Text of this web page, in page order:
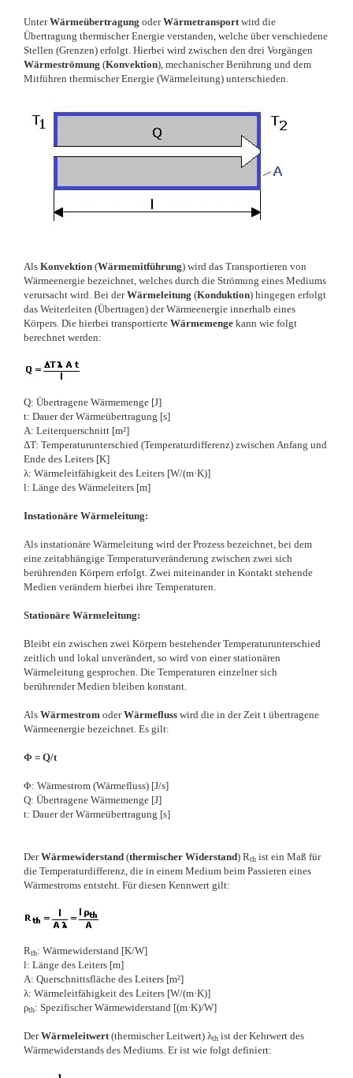
UnterWärmeübertragung oderWärmetransport wird die
Übertragung thermischer Energie verstanden, welche über verschiedene
Stellen (Grenzen) erfolgt. Hierbei wird zwischen den drei Vorgängen
Wärmeströmung (Konvektion), mechanischer Berührung und dem
Mitführen thermischer Energie (Wärmeleitung) unterschieden.
Als Konvektion (Wärmemitführung) wird das Transportieren von
Wärmeenergie bezeichnet, welches durch die Strömung eines Mediums
verursacht wird. Bei derWärmeleitung (Konduktion) hingegen erfolgt
das Weiterleiten (Übertragen) der Wärmeenergie innerhalb eines
Körpers. Die hierbei transportierte Wärmemenge kann wie folgt
berechnet werden:
Q: Übertragene Wärmemenge [J]
t: Dauer der Wärmeübertragung [s]
A: Leiterquerschnitt [m²]
ΔT: Temperaturunterschied (Temperaturdifferenz) zwischen Anfang und
Ende des Leiters [K]
λ: Wärmeleitfähigkeit des Leiters [W/(m·K)]
l: Länge des Wärmeleiters [m]
Instationäre Wärmeleitung:
Als instationäre Wärmeleitung wird der Prozess bezeichnet, bei dem
eine zeitabhängige Temperaturveränderung zwischen zwei sich
berührenden Körpern erfolgt. Zwei miteinander in Kontakt stehende
Medien verändern hierbei ihre Temperaturen.
Stationäre Wärmeleitung:
Bleibt ein zwischen zwei Körpern bestehender Temperaturunterschied
zeitlich und lokal unverändert, so wird von einer stationären
Wärmeleitung gesprochen. Die Temperaturen einzelner sich
berührender Medien bleiben konstant.
Als Wärmestrom oderWärmefluss wird die in der Zeit t übertragene
Wärmeenergie bezeichnet. Es gilt:
Φ = Q/t
Φ: Wärmestrom (Wärmefluss) [J/s]
Q: Übertragene Wärmemenge [J]
t: Dauer der Wärmeübertragung [s]
DerWärmewiderstand (thermischer Widerstand) Rth ist ein Maß für
die Temperaturdifferenz, die in einem Medium beim Passieren eines
Wärmestroms entsteht. Für diesen Kennwert gilt:
Rth: Wärmewiderstand [K/W]
l: Länge des Leiters [m]
A: Querschnittsfläche des Leiters [m²]
λ: Wärmeleitfähigkeit des Leiters [W/(m·K)]
ρth: Spezifischer Wärmewiderstand [(m·K)/W]
DerWärmeleitwert (thermischer Leitwert) λth ist der Kehrwert des
Wärmewiderstands des Mediums. Er ist wie folgt definiert: